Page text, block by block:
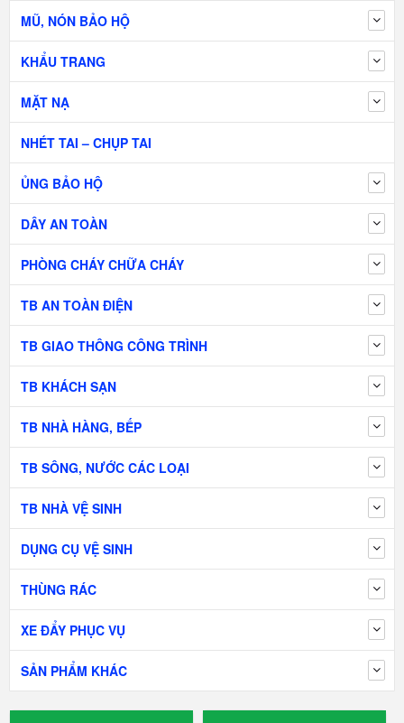
MŨ, NÓN BẢO HỘ
KHẨU TRANG
MẶT NẠ
NHÉT TAI – CHỤP TAI
ỦNG BẢO HỘ
DÂY AN TOÀN
PHÒNG CHÁY CHỮA CHÁY
TB AN TOÀN ĐIỆN
TB GIAO THÔNG CÔNG TRÌNH
TB KHÁCH SẠN
TB NHÀ HÀNG, BẾP
TB SÔNG, NƯỚC CÁC LOẠI
TB NHÀ VỆ SINH
DỤNG CỤ VỆ SINH
THÙNG RÁC
XE ĐẨY PHỤC VỤ
SẢN PHẨM KHÁC